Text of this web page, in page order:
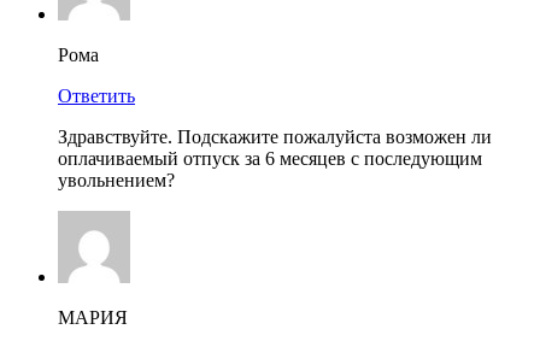
Рома
Ответить
Здравствуйте. Подскажите пожалуйста возможен ли
оплачиваемый отпуск за 6 месяцев с последующим
увольнением?
МАРИЯ